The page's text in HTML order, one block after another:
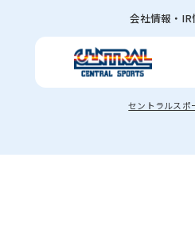
会社情報・IR
セントラルスポ